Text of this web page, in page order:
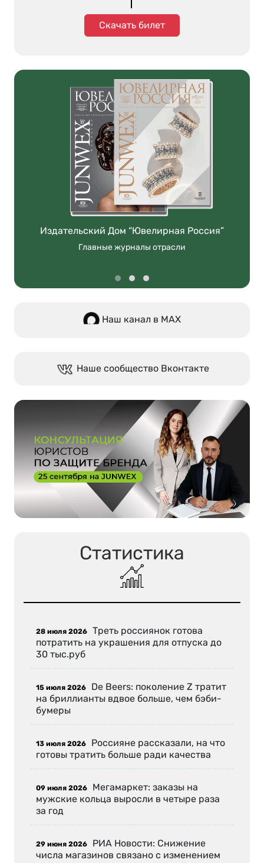
Скачать билет
Издательский Дом “Ювелирная Россия”
Главные журналы отрасли
Наш канал в МАХ
Наше сообщество Вконтакте
Статистика
28 июля 2026 Треть россиянок готова
потратить на украшения для отпуска до
30 тыс.руб
15 июля 2026 De Beers: поколение Z тратит
на бриллианты вдвое больше, чем бэби-
бумеры
13 июля 2026 Россияне рассказали, на что
готовы тратить больше ради качества
09 июля 2026 Мегамаркет: заказы на
мужские кольца выросли в четыре раза
за год
29 июня 2026 РИА Новости: Снижение
числа магазинов связано с изменением